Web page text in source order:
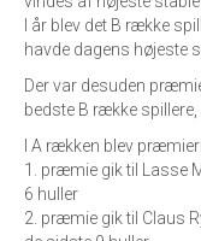
I år blev det B række
havde dagens højeste
Der var desuden
bedste B række
I A rækken blev
1. præmie gik til Lasse
6 huller
2. præmie gik til Claus